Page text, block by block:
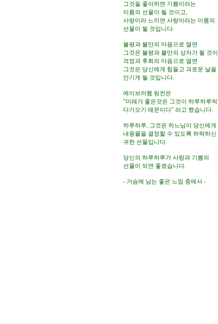
그것을 좋아하면 기쁨이라는
이름의 선물이 될 것이고,
사랑이라 느끼면 사랑이라는 이름의
선물이 될 것입니다.
불평과 불만의 마음으로 열면
그것은 불평과 불만의 상자가 될 것
걱정과 후회의 마음으로 열면
그것은 당신에게 힘들고 괴로운 날을
안기게 될 것입니다.
에이브러햄 링컨은
"미래가 좋은것은 그것이 하루하루씩
다가오기 때문이다" 라고 했습니다.
하루하루, 그것은 하느님이 당신에게
내용물을 결정할 수 있도록 허락하신
귀한 선물입니다.
당신의 하루하루가 사랑과 기쁨의
선물이 되면 좋겠습니다.
- 가슴에 남는 좋은 느낌 중에서 -